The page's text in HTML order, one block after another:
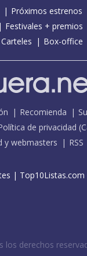
Próximos estrenos
Festivales + premios
Carteles Box-office
Recomienda
de privacidad (
y webmasters RSS
| Top10Listas.com
los derechos